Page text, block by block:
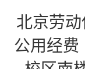
北京劳
公用经费